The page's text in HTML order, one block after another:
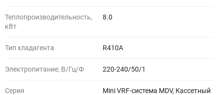
Теплопроизводительность,
кВт
8.0
Тип хладагента R410A
Электропитание, В/Гц/Ф 220-240/50/1
Серия
Mini VRF-система MDV, Кассетный